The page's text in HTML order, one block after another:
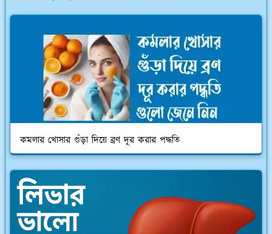
কমলার খোসার গুঁড়া দিয়ে ব্রণ দূর করার পদ্ধতি